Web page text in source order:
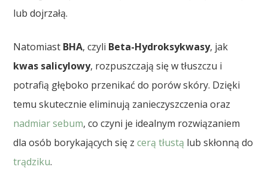
lub dojrzałą.
Natomiast BHA, czyli Beta-Hydroksykwasy, jak
kwas salicylowy, rozpuszczają się w tłuszczu i
potrafią głęboko przenikać do porów skóry. Dzięki
temu skutecznie eliminują zanieczyszczenia oraz
nadmiar sebum, co czyni je idealnym rozwiązaniem
dla osób borykających się zcerą tłustą lub skłonną do
trądziku.